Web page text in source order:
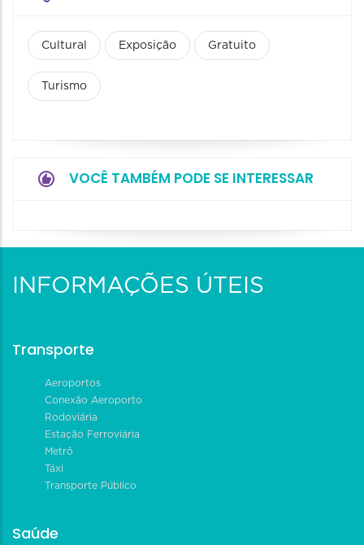
Cultural Exposição Gratuito
Turismo
VOCÊ TAMBÉM PODE SE INTERESSAR
INFORMAÇÕES ÚTEIS
Transporte
Aeroportos
Conexão Aeroporto
Rodoviária
Estação Ferroviária
Metrô
Táxi
Transporte Público
Saúde